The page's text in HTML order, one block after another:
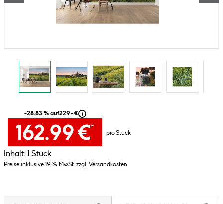
-28.83 % auf229.- €
162.99 €*
pro Stück
Inhalt: 1 Stück
Preise inklusive 19 % MwSt. zzgl. Versandkosten